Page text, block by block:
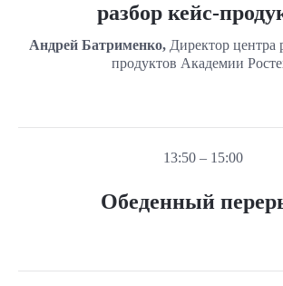
разбор кейс-
Андрей Батрименко, Директор центра
продуктов Академии
13:50 – 15:00
Обеденный